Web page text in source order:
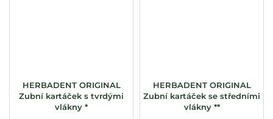
HERBADENT ORIGINAL
Zubní kartáček s tvrdými
vlákny *
HERBADENT ORIGINAL
Zubní kartáček se středními
vlákny **